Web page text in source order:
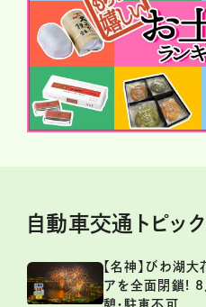
自動車交通トピッ
【名神】びわ湖
アを全面閉鎖! 8
憩・駐車不可